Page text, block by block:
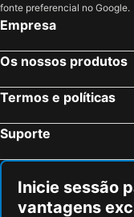
fonte preferencial no Google.
Empresa
Os nossos produtos
Termos e políticas
Suporte
Inicie sessão
vantagens